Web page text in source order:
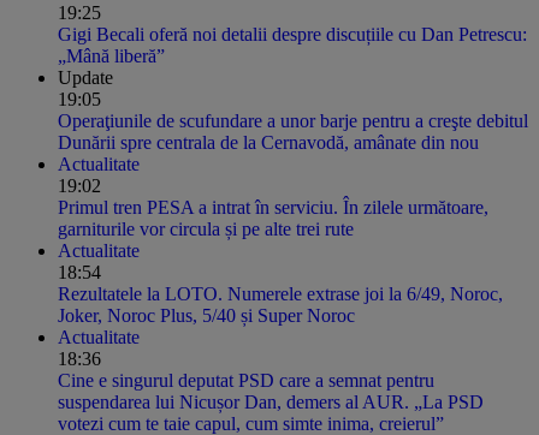
19:25
Gigi Becali oferă noi detalii despre discuțiile cu Dan Petrescu:
„Mână liberă”
Update
19:05
Operaţiunile de scufundare a unor barje pentru a creşte debitul
Dunării spre centrala de la Cernavodă, amânate din nou
Actualitate
19:02
Primul tren PESA a intrat în serviciu. În zilele următoare,
garniturile vor circula și pe alte trei rute
Actualitate
18:54
Rezultatele la LOTO. Numerele extrase joi la 6/49, Noroc,
Joker, Noroc Plus, 5/40 și Super Noroc
Actualitate
18:36
Cine e singurul deputat PSD care a semnat pentru
suspendarea lui Nicușor Dan, demers al AUR. „La PSD
votezi cum te taie capul, cum simte inima, creierul”